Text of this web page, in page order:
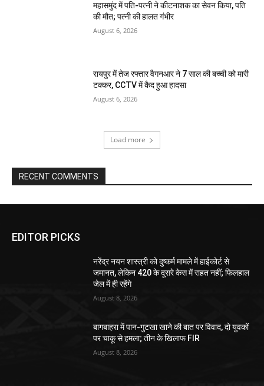
महासमुंद में पति-पत्नी ने कीटनाशक का सेवन किया, पति
की मौत; पत्नी की हालत गंभीर
August 6, 2026
रायपुर में तेज रफ्तार वैगनआर ने 7 साल की बच्ची को मारी
टक्कर, CCTV में कैद हुआ हादसा
August 6, 2026
Load more
RECENT COMMENTS
EDITOR PICKS
नरेंद्र नयन शास्त्री को दुष्कर्म मामले में हाईकोर्ट से
जमानत, लेकिन 420 के दूसरे केस में राहत नहीं; फिलहाल
जेल में ही रहेंगे
August 8, 2026
बागबाहरा में पान-गुटखा खाने की बात पर विवाद, दो युवकों
पर चाकू से हमला; तीन के खिलाफ FIR
August 8, 2026